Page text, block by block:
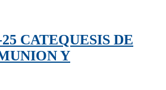
CATEQUESIS DE
Y